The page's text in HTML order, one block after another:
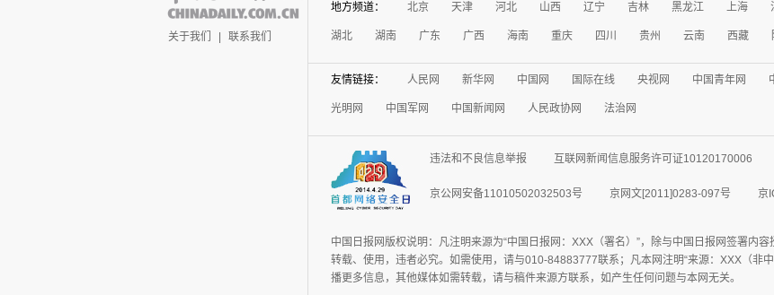
关于我们 联系我们
地方频道： 北京 天津 河北 山西 辽宁 吉林 黑龙江 上海
湖北 湖南 广东 广西 海南 重庆 四川 贵州 云南 西藏
友情链接： 人民网 新华网 中国网 国际在线 央视网 中国青年网
光明网 中国军网 中国新闻网 人民政协网 法治网
违法和不良信息举报 互联网新闻信息服务许可证10120170006
京公网安备11010502032503号 京网文[2011]0283-097号 京
中国日报网版权说明：凡注明来源为“中国日报网：XXX（署名）”，除与中国日报网签署内
转载、使用，违者必究。如需使用，请与010-84883777联系；凡本网注明“来源：XXX（非
播更多信息，其他媒体如需转载，请与稿件来源方联系，如产生任何问题与本网无关。